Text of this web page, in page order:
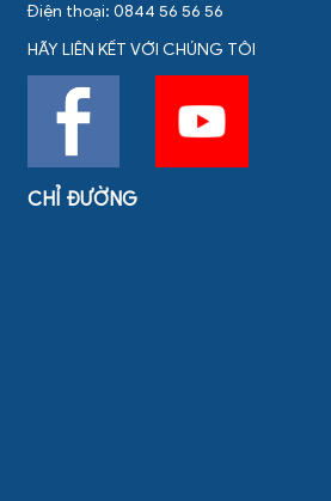
Điện thoại: 0844 56 56 56
HÃY LIÊN KẾT VỚI CHÚNG TÔI
CHỈ ĐƯỜNG